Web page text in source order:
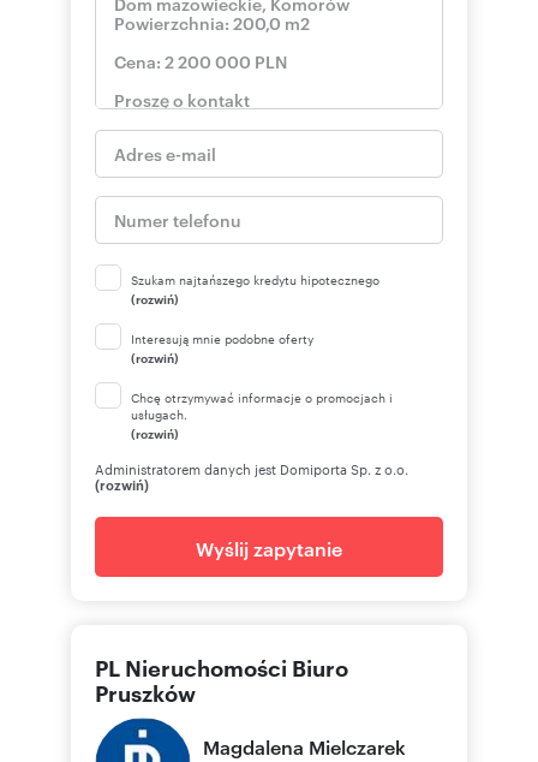
Szukam najtańszego kredytu hipotecznego
(rozwiń)
Interesują mnie podobne oferty
(rozwiń)
Chcę otrzymywać informacje o promocjach i
usługach.
(rozwiń)
Administratorem danych jest Domiporta Sp. z o.o.
(rozwiń)
Wyślij zapytanie
PL Nieruchomości Biuro
Pruszków
Magdalena Mielczarek